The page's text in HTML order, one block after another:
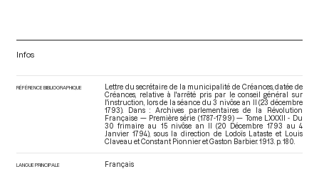
Infos
RÉFÉRENCE BIBLIOGRAPHIQUE
Lettre du secrétaire de la municipalité de Créances, datée de
Créances, relative à l'arrêté pris par le conseil général sur
l'instruction, lors de la séance du 3 nivôse an II (23 décembre
1793). Dans : Archives parlementaires de la Révolution
Française — Première série (1787-1799) — Tome LXXXII - Du
30 frimaire au 15 nivôse an II (20 Décembre 1793 au 4
Janvier 1794), sous la direction de Lodoïs Lataste et Louis
Claveau et Constant Pionnier et Gaston Barbier. 1913. p. 180.
LANGUE PRINCIPALE Français